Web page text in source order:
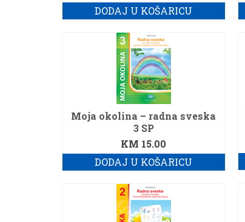
DODAJ U KOŠARICU
Moja okolina – radna sveska
3 SP
KM 15.00
DODAJ U KOŠARICU